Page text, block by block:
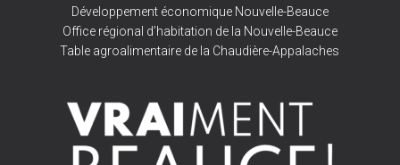
Développement économique Nouvelle-Beauce
Office régional d’habitation de la Nouvelle-Beauce
Table agroalimentaire de la Chaudière-Appalaches